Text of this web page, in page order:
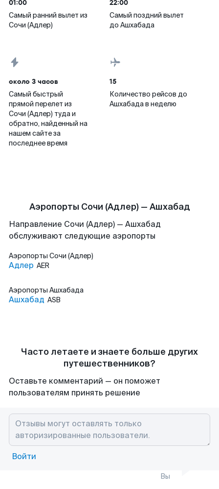
01:00
Самый ранний вылет из
Сочи (Адлер)
22:00
Самый поздний вылет
до Ашхабада
около 3 часов
Самый быстрый
прямой перелет из
Сочи (Адлер) туда и
обратно, найденный на
нашем сайте за
последнее время
15
Количество рейсов до
Ашхабада в неделю
Аэропорты Сочи (Адлер) — Ашхабад
Направление Сочи (Адлер) — Ашхабад
обслуживают следующие аэропорты
Аэропорты Сочи (Адлер)
Адлер AER
Аэропорты Ашхабада
Ашхабад ASB
Часто летаете и знаете больше других
путешественников?
Оставьте комментарий — он поможет
пользователям принять решение
Войти
Вы